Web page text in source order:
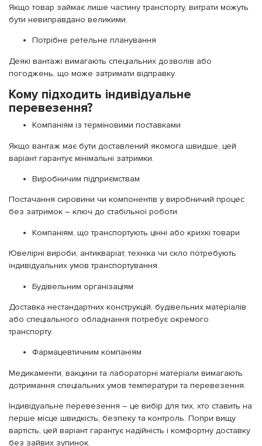
Якщо товар займає лише частину транспорту, витрати можуть
бути невиправдано великими.
Потрібне ретельне планування
Деякі вантажі вимагають спеціальних дозволів або
погоджень, що може затримати відправку.
Кому підходить індивідуальне
перевезення?
Компаніям із терміновими поставками
Якщо вантаж має бути доставлений якомога швидше, цей
варіант гарантує мінімальні затримки.
Виробничим підприємствам
Постачання сировини чи компонентів у виробничий процес
без затримок – ключ до стабільної роботи.
Компаніям, що транспортують цінні або крихкі товари
Ювелірні вироби, антикваріат, техніка чи скло потребують
індивідуальних умов транспортування.
Будівельним організаціям
Доставка нестандартних конструкцій, будівельних матеріалів
або спеціального обладнання потребує окремого
транспорту.
Фармацевтичним компаніям
Медикаменти, вакцини та лабораторні матеріали вимагають
дотримання спеціальних умов температури та перевезення.
Індивідуальне перевезення – це вибір для тих, хто ставить на
перше місце швидкість, безпеку та контроль. Попри вищу
вартість, цей варіант гарантує надійність і комфортну доставку
без зайвих зупинок.